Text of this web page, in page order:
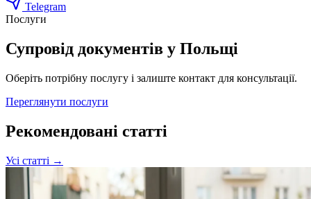
Telegram
Послуги
Супровід документів у Польщі
Оберіть потрібну послугу і залиште контакт для консультації.
Переглянути послуги
Рекомендовані статті
Усі статті →